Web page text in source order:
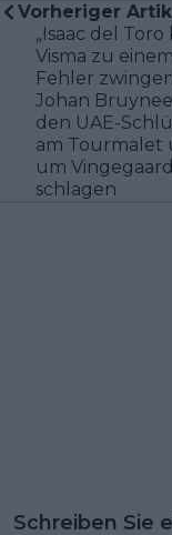
Vorheriger
„Isaac del Toro
Visma zu einem
Fehler
Johan
den UAE-
am Tourmalet
um
schlagen
Schreiben Sie